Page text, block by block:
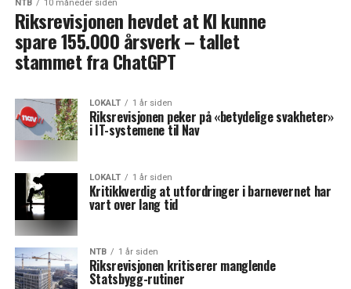
NTB 10 måneder siden
Riksrevisjonen hevdet at KI kunne
spare 155.000 årsverk – tallet
stammet fra ChatGPT
LOKALT 1 år siden
Riksrevisjonen peker på «betydelige svakheter»
i IT-systemene til Nav
LOKALT 1 år siden
Kritikkverdig at utfordringer i barnevernet har
vart over lang tid
NTB 1 år siden
Riksrevisjonen kritiserer manglende
Statsbygg-rutiner